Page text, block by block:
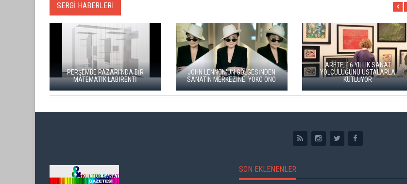
SERGİ HABERLERI
PERŞEMBE PAZARI'NDA BİR
MATEMATİK LABİRENTİ
JOHN LENNON'UN GÖLGESİNDEN
SANATIN MERKEZİNE: YOKO ONO
ARETE, 16 YILLIK SANAT
YOLCULUĞUNU USTALARLA
KUTLUYOR
SON EKLENENLER